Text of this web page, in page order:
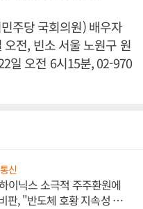
주당 국회의원) 배우자
전, 빈소 서울 노원구 원
일 오전 6시15분, 02-970
신
이닉스 소극적 주주환원에
판, "반도체 호황 지속성 의